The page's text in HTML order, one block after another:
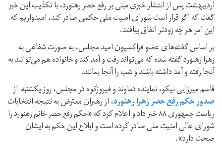
اردیبهشت پس از انتشار خبری مبنی بر رفع حصر رهنورد، با تکذیب این خبر
گفت که اگر قرار است شورای امنیت ملی حکمی صادر کند، امیدواریم که
این امر هر چه زودتر اتفاق بیافتد.
بر اساس گفته‌های عضو فراکسیون امید مجلس، به صورت شفاهی به
زهرا رهنورد گفته‌ شده که می‌تواند رفت و آمد کند و خانواده هم می‌توانند به
آنجا رفته و آمد داشته باشند و شب را آنجا بمانند.
قاسم میرزایی نیکو، نماینده دماوند و فیروزکوه در مجلس، روز یکشنبه از
صدور حکم رفع حصر زهرا رهنورد، از رهبران معترض به نتیجه انتخابات
ریاست جمهوری ۸۸ خبر داد و اعلام کرد که «حکم رفع حصر خانم رهنورد را
شورای عالی امنیت ملی صادر کرده است و ابلاغ این حکم به ایشان
صحت دارد».